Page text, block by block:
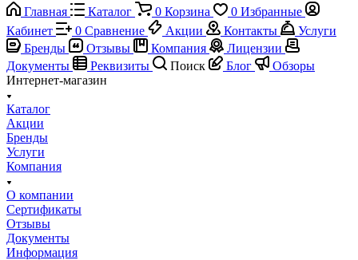
Главная Каталог 0 Корзина 0 Избранные
Кабинет
0 Сравнение Акции Контакты
Услуги
Бренды
Отзывы Компания
Лицензии
Документы
Реквизиты Поиск Блог
Обзоры
Интернет-магазин
Каталог
Акции
Бренды
Услуги
Компания
О компании
Сертификаты
Отзывы
Документы
Информация